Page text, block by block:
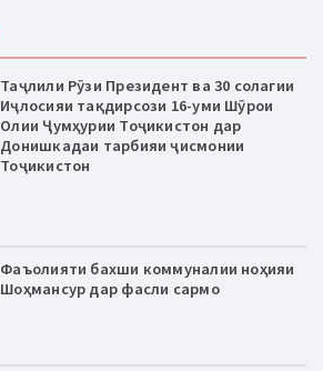
Таҷлили Рӯзи Президент ва 30 солагии
Иҷлосияи тақдирсози 16-уми Шӯрои
Олии Ҷумҳурии Тоҷикистон дар
Донишкадаи тарбияи ҷисмонии
Тоҷикистон
Фаъолияти бахши коммуналии ноҳияи
Шоҳмансур дар фасли сармо